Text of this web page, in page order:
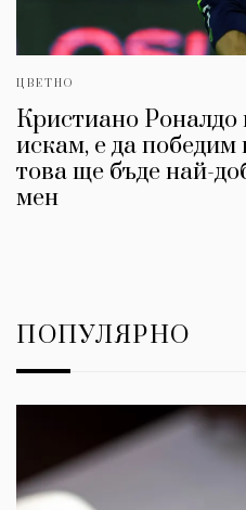
ЦВЕТНО
Кристиано Роналдо
искам, е да победим
това ще бъде най-
мен
ПОПУЛЯРНО